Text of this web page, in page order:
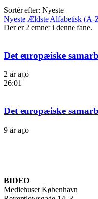
Sortér efter: Nyeste
Nyeste Ældste Alfabetisk (A-
Der er 2 emner i denne fane.
Det europæiske
2 år ago
26:01
Det europæiske
9 år ago
BIDEO
Mediehuset København